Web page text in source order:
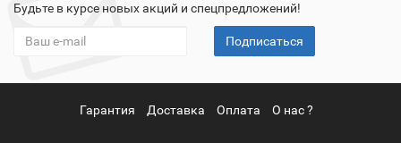
Будьте в курсе новых акций и спецпредложений!
Подписаться
Гарантия Доставка Оплата О нас ?